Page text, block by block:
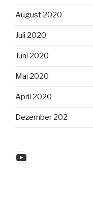
August 2020
Juli 2020
Juni 2020
Mai 2020
April 2020
Dezember 202
YouTube